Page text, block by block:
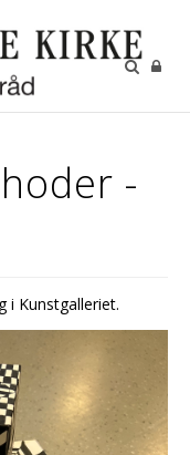
-
i Kunstgalleriet.